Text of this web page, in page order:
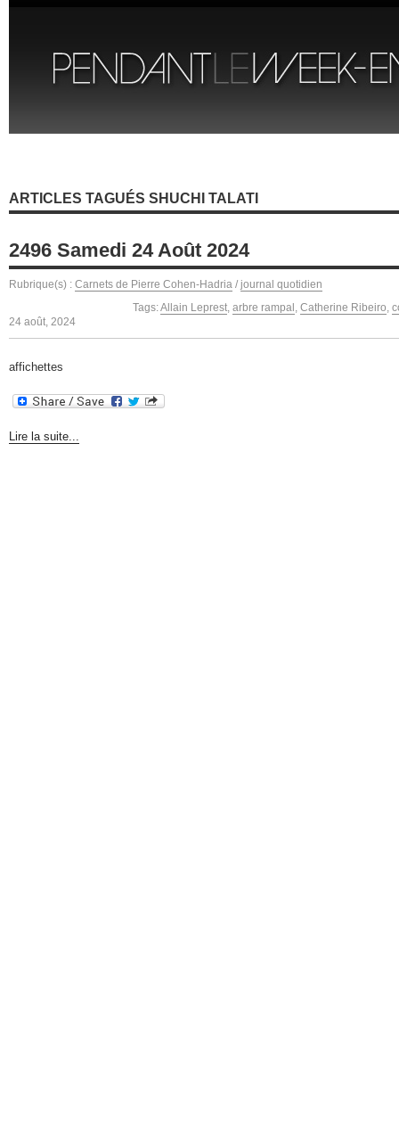
ARTICLES TAGUÉS SHUCHI TALATI
2496 Samedi 24 Août 2024
Rubrique(s) : Carnets de Pierre Cohen-Hadria / journal quotidien
Tags:Allain Leprest, arbre rampal , Catherine Ribeiro,
24 août, 2024
affichettes
Lire la suite...